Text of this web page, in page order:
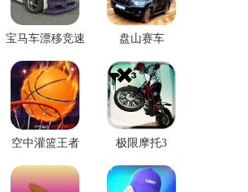
宝马车漂移竞速 盘山赛车
空中灌篮王者 极限摩托3